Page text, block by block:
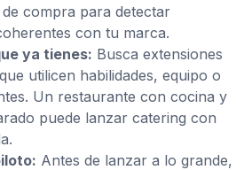
compra para detectar
con tu marca.
ya tienes: Busca extensiones
utilicen habilidades, equipo o
Un restaurante con cocina y
puede lanzar catering con
Antes de lanzar a lo grande,